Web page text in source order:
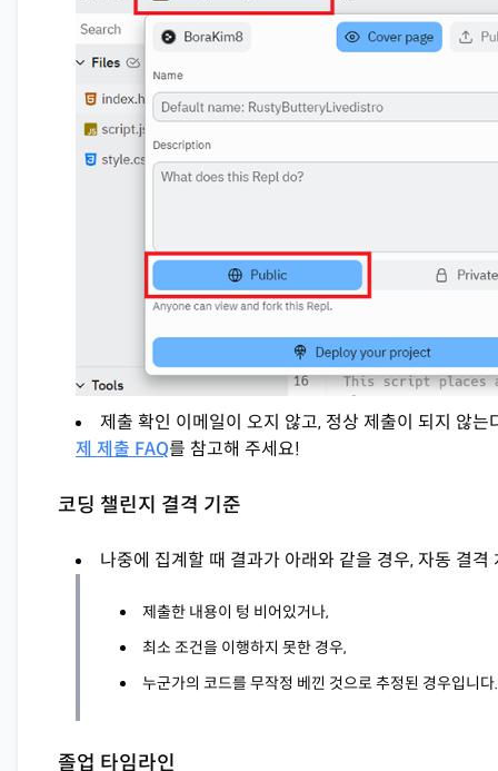
제출 확인 이메일이 오지 않고, 정상 제출이 되지 않는
제 제출 FAQ를 참고해 주세요!
코딩 챌린지 결격 기준
나중에 집계할 때 결과가 아래와 같을 경우, 자동 결격
제출한 내용이 텅 비어있거나,
최소 조건을 이행하지 못한 경우,
누군가의 코드를 무작정 베낀 것으로 추정된 경우입니다.
졸업 타임라인